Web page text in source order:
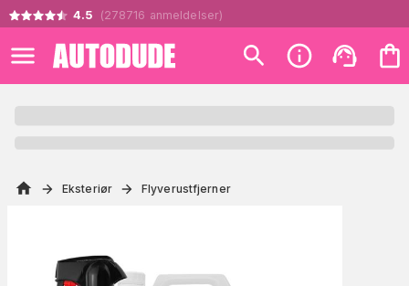
4.5 (278716 anmeldelser)
Eksteriør Flyverustfjerner